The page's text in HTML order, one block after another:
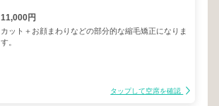
11,000円
カット＋お顔まわりなどの部分的な縮毛矯正になりま
す。
タップして空席を確認